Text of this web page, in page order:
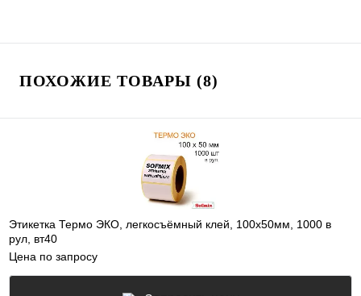
ПОХОЖИЕ ТОВАРЫ (8)
Этикетка Термо ЭКО, легкосъёмный клей, 100х50мм, 1000 в
рул, вт40
Цена по запросу